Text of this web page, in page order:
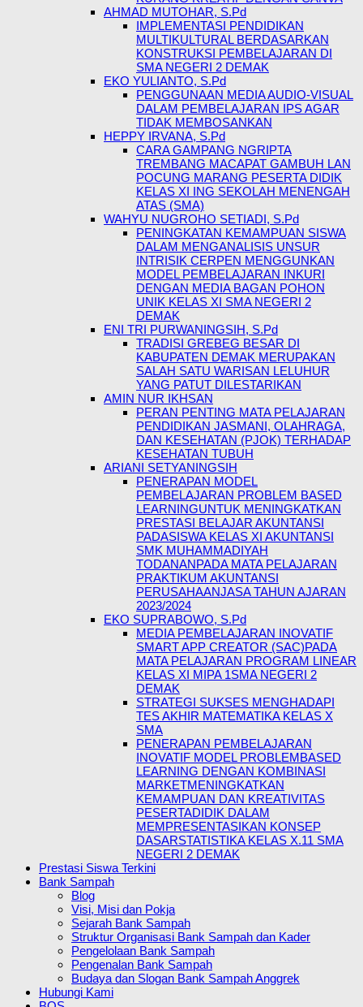
AHMAD MUTOHAR, S.Pd
IMPLEMENTASI PENDIDIKAN
MULTIKULTURAL BERDASARKAN
KONSTRUKSI PEMBELAJARAN DI
SMA NEGERI 2 DEMAK
EKO YULIANTO, S.Pd
PENGGUNAAN MEDIA AUDIO-VISUAL
DALAM PEMBELAJARAN IPS AGAR
TIDAK MEMBOSANKAN
HEPPY IRVANA, S.Pd
CARA GAMPANG NGRIPTA
TREMBANG MACAPAT GAMBUH LAN
POCUNG MARANG PESERTA DIDIK
KELAS XI ING SEKOLAH MENENGAH
ATAS (SMA)
WAHYU NUGROHO SETIADI, S.Pd
PENINGKATAN KEMAMPUAN SISWA
DALAM MENGANALISIS UNSUR
INTRISIK CERPEN MENGGUNKAN
MODEL PEMBELAJARAN INKURI
DENGAN MEDIA BAGAN POHON
UNIK KELAS XI SMA NEGERI 2
DEMAK
ENI TRI PURWANINGSIH, S.Pd
TRADISI GREBEG BESAR DI
KABUPATEN DEMAK MERUPAKAN
SALAH SATU WARISAN LELUHUR
YANG PATUT DILESTARIKAN
AMIN NUR IKHSAN
PERAN PENTING MATA PELAJARAN
PENDIDIKAN JASMANI, OLAHRAGA,
DAN KESEHATAN (PJOK) TERHADAP
KESEHATAN TUBUH
ARIANI SETYANINGSIH
PENERAPAN MODEL
PEMBELAJARAN PROBLEM BASED
LEARNINGUNTUK MENINGKATKAN
PRESTASI BELAJAR AKUNTANSI
PADASISWA KELAS XI AKUNTANSI
SMK MUHAMMADIYAH
TODANANPADA MATA PELAJARAN
PRAKTIKUM AKUNTANSI
PERUSAHAANJASA TAHUN AJARAN
2023/2024
EKO SUPRABOWO, S.Pd
MEDIA PEMBELAJARAN INOVATIF
SMART APP CREATOR (SAC)PADA
MATA PELAJARAN PROGRAM LINEAR
KELAS XI MIPA 1SMA NEGERI 2
DEMAK
STRATEGI SUKSES MENGHADAPI
TES AKHIR MATEMATIKA KELAS X
SMA
PENERAPAN PEMBELAJARAN
INOVATIF MODEL PROBLEMBASED
LEARNING DENGAN KOMBINASI
MARKETMENINGKATKAN
KEMAMPUAN DAN KREATIVITAS
PESERTADIDIK DALAM
MEMPRESENTASIKAN KONSEP
DASARSTATISTIKA KELAS X.11 SMA
NEGERI 2 DEMAK
Prestasi Siswa Terkini
Bank Sampah
Blog
Visi, Misi dan Pokja
Sejarah Bank Sampah
Struktur Organisasi Bank Sampah dan Kader
Pengelolaan Bank Sampah
Pengenalan Bank Sampah
Budaya dan Slogan Bank Sampah Anggrek
Hubungi Kami